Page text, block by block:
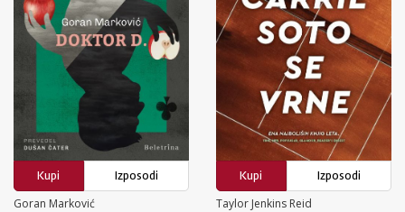
Kupi
Izposodi
Goran Marković
Kupi
Izposodi
Taylor Jenkins Reid